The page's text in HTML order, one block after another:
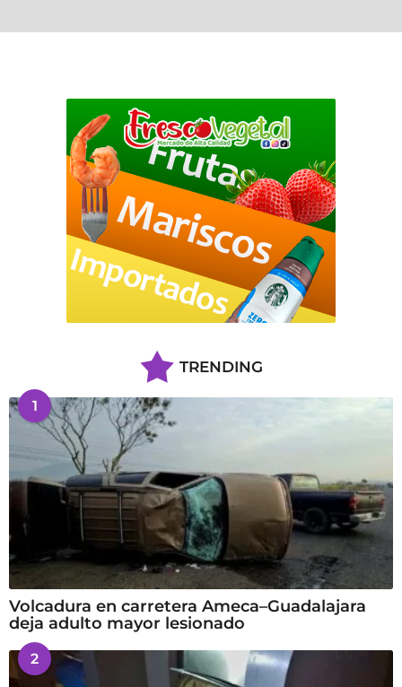
TRENDING
1
Volcadura en carretera Ameca–Guadalajara
deja adulto mayor lesionado
2